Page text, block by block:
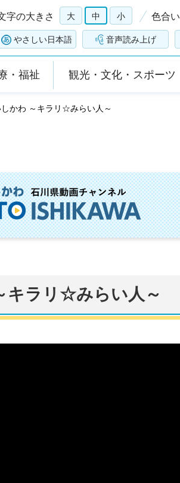
字の大きさ 大 中 小 色合い
やさしい日本語 音声読み上げ
・福祉 観光・文化・スポーツ
かわ ～キラリ☆みらい人～
キラリ☆みらい人～